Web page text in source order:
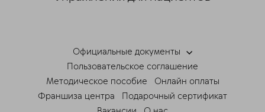
Официальные документы
Пользовательское соглашение
Методическое пособие
Онлайн оплаты
Франшиза центра
Подарочный сертификат